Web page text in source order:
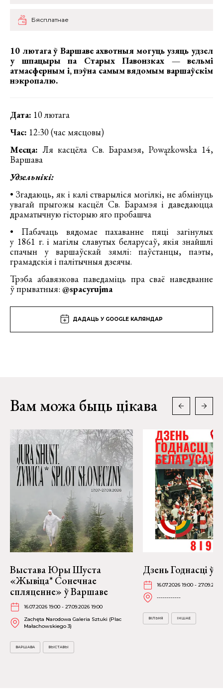
Бясплатнае
10 лютага ў Варшаве ахвотныя могуць узяць удзел
у шпацыры па Старых Павонзках — вельмі
атмасферным і, пэўна самым вядомым варшаўскім
нэкропалю.
Дата: 10 лютага
Час: 12:30 (час мясцовы)
Месца:Ля касцёла Св. Барамэя, Powązkowska 14,
Варшава
Удзельнікі:
• Згадаюць, як і калі стварыліся могілкі, не абмінуць
увагай прыгожы касцёл Св. Барамэя і даведаюцца
драматычную гісторыю яго пробашча
• Пабачаць вядомае пахаванне пяці загінулых
у 1861 г. і магілы славутых беларусаў, якія знайшлі
спачын у варшаўскай зямлі: паўстанцы, паэты,
грамадскія і палітычныя дзеячы.
Трэба абавязкова паведаміць пра сваё наведванне
ў прыватныя: @spacyrujma
ДАДАЦЬ У GOOGLE КАЛЯНДАР
Вам можа быць цікава
Выстава Юры Шуста
«Жывіца* Сонечнае
спляценне» ў Варшаве
16.07.2026 19:00 - 27.09.2026 19:00
Zachęta Narodowa Galeria Sztuki (Plac
Małachowskiego 3)
ВАРШАВА ВЫСТАВЫ
Дзень Годнасці ў
16.07.2026 19:00 -
------------
ВІЛЬНЯ ІНШАЕ